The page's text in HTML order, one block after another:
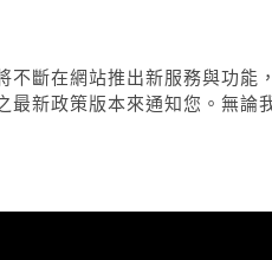
不斷在網站推出新服務與功
新政策版本來通知您。無